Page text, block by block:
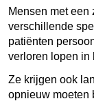
Mensen met een
verschillende
patiënten
verloren lopen in
Ze krijgen ook
opnieuw moeten